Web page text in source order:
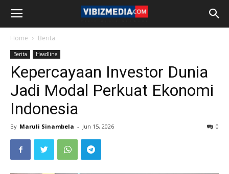
Home Berita
Berita Headline
Kepercayaan Investor Dunia
Jadi Modal Perkuat Ekonomi
Indonesia
By Maruli Sinambela - Jun 15, 2026 0